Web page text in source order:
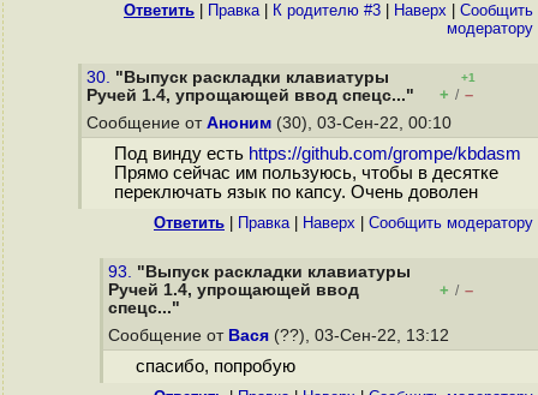
Ответить Правка| К родителю #3 Наверх
Cообщить
модератору
30. "Выпуск раскладки клавиатуры
Ручей 1.4, упрощающей ввод спецс..."
+1
+ / –
Сообщение от Аноним (30), 03-Сен-22, 00:10
Под винду есть https://github.com/grompe/kbdasm
Прямо сейчас им пользуюсь, чтобы в десятке
переключать язык по капсу. Очень доволен
Ответить Правка| Наверх Cообщить модератору
93. "Выпуск раскладки клавиатуры
Ручей 1.4, упрощающей ввод
спецс..."
+ / –
Сообщение от Вася (??), 03-Сен-22, 13:12
спасибо, попробую